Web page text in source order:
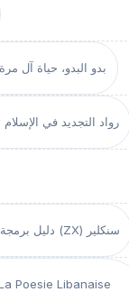
بدو البدو، حياة آل
رواد التجديد في الإسلام : 1840 – 1940 م
دليل برمجة حاسب سبكتروم (ZX) سنكلير
Poesie Libanaise